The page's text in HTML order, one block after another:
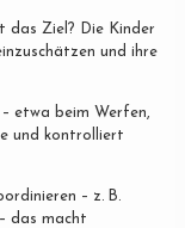
das Ziel? Die Kinder
und ihre
etwa beim Werfen,
und kontrolliert
– z. B.
das macht